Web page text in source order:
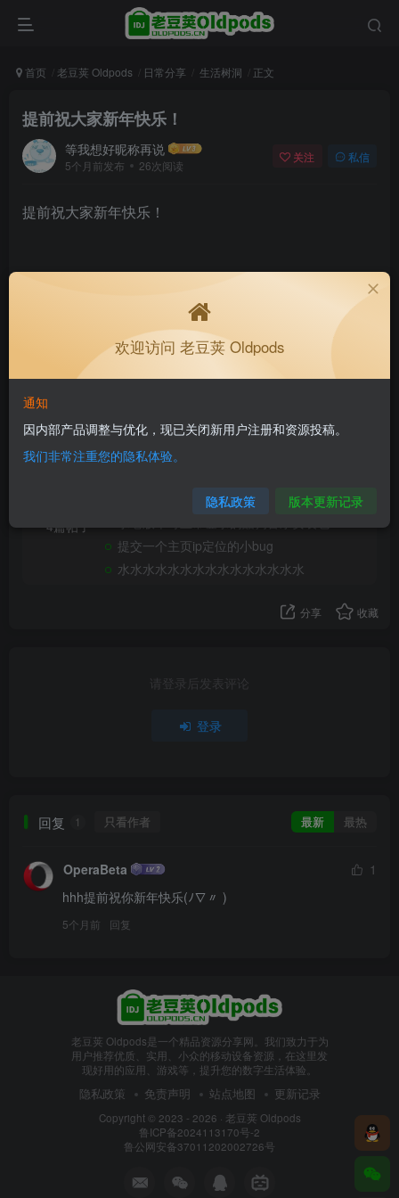
首页 老豆荚 Oldpods 日常分享 生活树洞 正文
提前祝大家新年快乐！
等我想好昵称再说
5个月前发布 26次阅读
关注 私信
提前祝大家新年快乐！
9
4篇帖子
等我想好昵称再说
提交一个主页ip定位的小bug
水水水水水水水水水水水水水水水
分享 收藏
请登录后发表评论
登录
回复 1 只看作者 最新 最热
OperaBeta
1
hhh提前祝你新年快乐(ﾉ∇︎〃 )
5个月前 回复
老豆荚 Oldpods是一个精品资源分享网。我们致力于为
用户推荐优质、实用、小众的移动设备资源，在这里发
现好用的应用、游戏等，提升您的数字生活体验。
隐私政策 免责声明 站点地图 更新记录
Copyright © 2023 - 2026 · 老豆荚 Oldpods
鲁ICP备2024113170号-2
鲁公网安备37011202002726号
欢迎访问 老豆荚 Oldpods
通知
因内部产品调整与优化，现已关闭新用户注册和资源投稿。
我们非常注重您的隐私体验。
隐私政策 版本更新记录